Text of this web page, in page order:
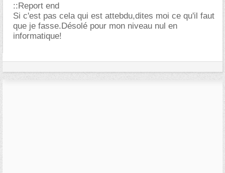
::Report end
Si c'est pas cela qui est attebdu,dites moi ce qu'il faut
que je fasse.Désolé pour mon niveau nul en
informatique!